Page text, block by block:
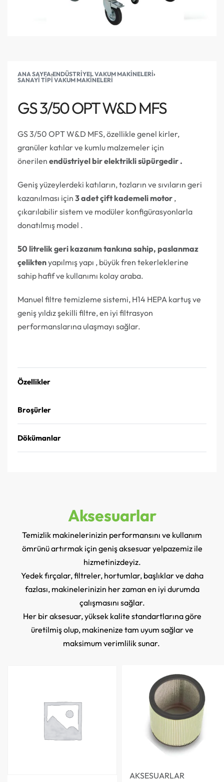
ANA SAYFA›ENDÜSTRIYEL VAKUM MAKINELERI›
SANAYI TIPI VAKUM MAKINELERI
GS 3/50 OPT W&D MFS
GS 3/50 OPT W&D MFS, özellikle genel kirler,
granüler katılar ve kumlu malzemeler için
önerilen endüstriyel bir elektrikli süpürgedir .
Geniş yüzeylerdeki katıların, tozların ve sıvıların geri
kazanılması için 3 adet çift kademeli motor ,
çıkarılabilir sistem ve modüler konfigürasyonlarla
donatılmış model .
50 litrelik geri kazanım tankına sahip, paslanmaz
çeliktenyapılmış yapı , büyük fren tekerleklerine
sahip hafif ve kullanımı kolay araba.
Manuel filtre temizleme sistemi, H14 HEPA kartuş ve
geniş yıldız şekilli filtre, en iyi filtrasyon
performanslarına ulaşmayı sağlar.
Özellikler
Broşürler
Dökümanlar
Aksesuarlar
Temizlik makinelerinizin performansını ve kullanım
ömrünü artırmak için geniş aksesuar yelpazemiz ile
hizmetinizdeyiz.
Yedek fırçalar, filtreler, hortumlar, başlıklar ve daha
fazlası, makinelerinizin her zaman en iyi durumda
çalışmasını sağlar.
Her bir aksesuar, yüksek kalite standartlarına göre
üretilmiş olup, makinenize tam uyum sağlar ve
maksimum verimlilik sunar.
AKSESUARLAR